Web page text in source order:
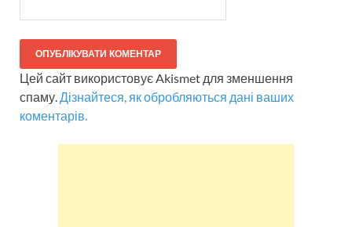
Цей сайт використовує Akismet для зменшення
спаму.Дізнайтеся, як обробляються дані ваших
коментарів.